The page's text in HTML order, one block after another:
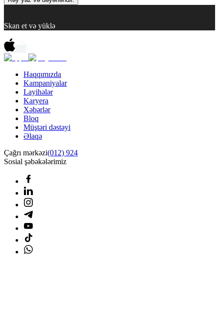
Skan et və yüklə
Haqqımızda
Kampaniyalar
Layihələr
Karyera
Xəbərlər
Bloq
Müştəri dəstəyi
Əlaqə
Çağrı mərkəzi(012) 924
Sosial şəbəkələrimiz